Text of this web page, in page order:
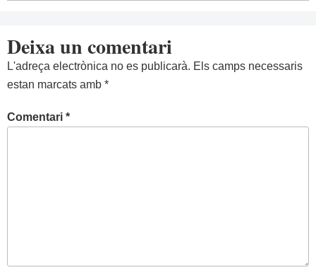
Deixa un comentari
L'adreça electrònica no es publicarà. Els camps necessaris
estan marcats amb *
Comentari *